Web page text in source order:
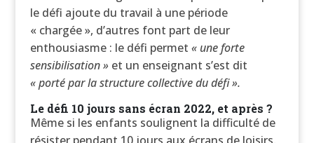
le défi ajoute du travail à une période
« chargée », d’autres font part de leur
enthousiasme : le défi permet « une forte
sensibilisation » et un enseignant s’est dit
« porté par la structure collective du défi ».
Le défi 10 jours sans écran 2022, et après ?
Même si les enfants soulignent la difficulté de